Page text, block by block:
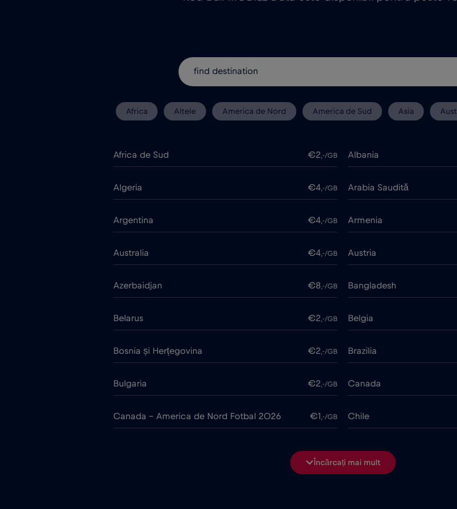
Africa Altele America de Nord America de Sud Asia
Africa de Sud €2,-/GB Albania
Algeria €4,-/GB Arabia Saudită
Argentina €4,-/GB Armenia
Australia €4,-/GB Austria
Azerbaidjan €8,-/GB Bangladesh
Belarus €2,-/GB Belgia
Bosnia și Herțegovina €2,-/GB Brazilia
Bulgaria €2,-/GB Canada
Canada - America de Nord Fotbal 2026 €1 ,-/GB Chile
€6,-/GB Ciad
Încărcați mai mult